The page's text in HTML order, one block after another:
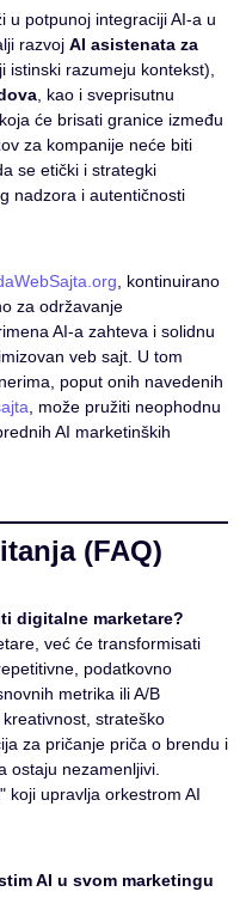
u potpunoj integraciji AI-a u
razvoj AI asistenata za
istinski razumeju kontekst),
, kao i sveprisutnu
će brisati granice između
za kompanije neće biti
se etički i strategki
nadzora i autentičnosti
, kontinuirano
za održavanje
AI-a zahteva i solidnu
veb sajt. U tom
poput onih navedenih
, može pružiti neophodnu
AI marketinških
(FAQ)
digitalne marketare?
već će transformisati
podatkovno
metrika ili A/B
strateško
za pričanje priča o brendu i
ostaju nezamenljivi.
koji upravlja orkestrom AI
AI u svom marketingu